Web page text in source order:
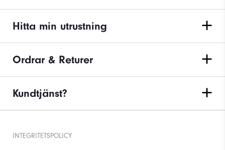
Hitta min utrustning
Ordrar & Returer
Kundtjänst?
INTEGRITETSPOLICY